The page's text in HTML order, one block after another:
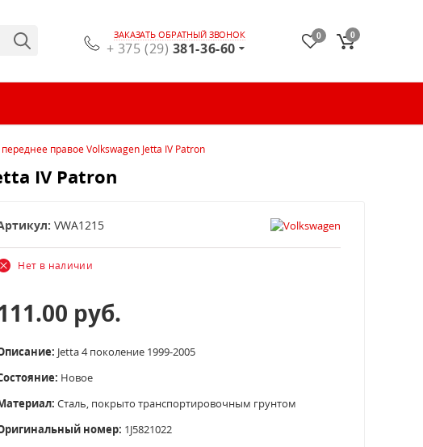
ЗАКАЗАТЬ ОБРАТНЫЙ ЗВОНОК
+ 375 (29) 381-36-60
0 0
правое Volkswagen Jetta IV Patron
IV Patron
VWA1215
Нет в наличии
руб.
Jetta 4 поколение 1999-2005
Новое
Сталь, покрыто транспортировочным грунтом
номер: 1J5821022